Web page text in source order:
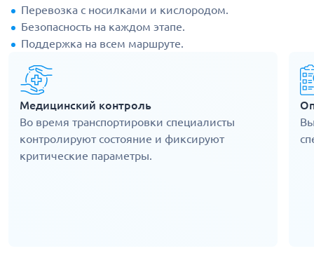
Перевозка с носилками и кислородом.
Безопасность на каждом этапе.
Поддержка на всем маршруте.
Медицинский контроль
Во время транспортировки специалисты
контролируют состояние и фиксируют
критические параметры.